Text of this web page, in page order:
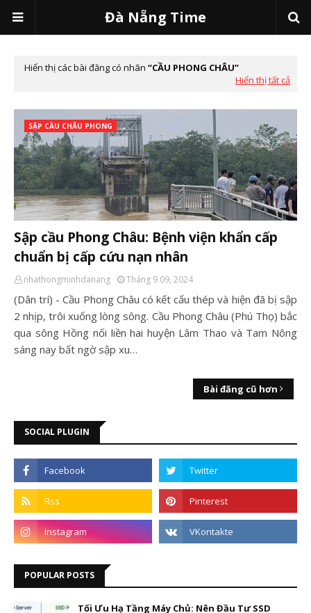
Đà Nẵng Time
Hiển thị các bài đăng có nhãn
CẦU PHONG CHÂU
Hiển thị tất cả
SẬP CẦU CHÂU PHONG
Sập cầu Phong Châu: Bệnh viện khẩn cấp
chuẩn bị cấp cứu nạn nhân
nhathongminhdanang Tháng 9 09, 2024
(Dân trí) - Cầu Phong Châu có kết cấu thép và hiện đã bị sập
2 nhịp, trôi xuống lòng sông. Cầu Phong Châu (Phú Thọ) bắc
qua sông Hồng nối liền hai huyện Lâm Thao và Tam Nông
sáng nay bất ngờ sập xu…
Bài đăng cũ hơn
SOCIAL PLUGIN
POPULAR POSTS
Tối Ưu Hạ Tầng Máy Chủ: Nên Đầu Tư SSD